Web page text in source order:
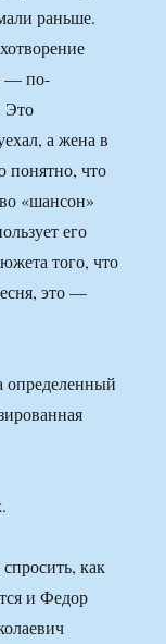
раньше.
— по-
Это
а жена в
понятно, что
«шансон»
его
того, что
это —
определенный
как
и Федор